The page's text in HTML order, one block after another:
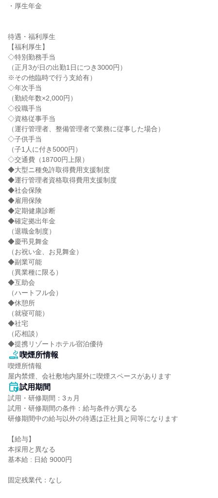
・厚生年金
待遇・福利厚生
【福利厚生】
◇特別勤務手当
（正月3が日の出勤1日につき3000円）
※その他臨時で行う支給有）
◇年次手当
（勤続年数×2,000円）
◇役職手当
◇資格従事手当
（運行管理者、整備管理者で業務に従事した場合）
◇子供手当
（子1人に付き5000円）
◇交通費（18700円上限）
◆大型ニ種免許取得費用支援制度
◆運行管理者資格取得費用支援制度
◆社会保険
◆雇用保険
◆定期健康診断
◆確定拠出年金
（退職金制度）
◆慶弔見舞金
（お祝い金、お見舞金）
◆副業可能
（異業種に限る）
◆互助会
（ハートフル会）
◆休憩所
（就寝可能）
◆社宅
（応相談）
◆提携リゾートホテル宿泊優待
喫煙所情報
喫煙所情報
屋内禁煙、会社敷地内屋外に喫煙スペースがあります
試用期間
試用・研修期間：3ヵ月
試用・研修期間の条件：給与条件が異なる
研修期間中の給与以外の待遇は正社員と同等になります
【給与】
本採用と異なる
基本給 : 日給 9000円
固定残業代：なし